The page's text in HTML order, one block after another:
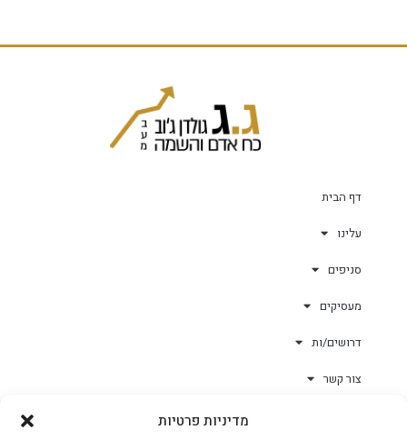
מדיניות פרטיות
דף הבית
עלינו
סניפים
מעסיקים
דרושים/ות
צור קשר